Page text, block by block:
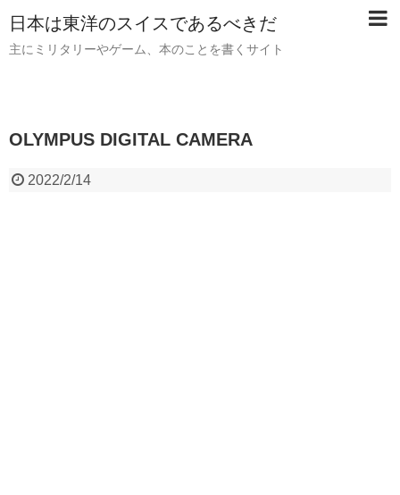
日本は東洋のスイスであるべきだ
主にミリタリーやゲーム、本のことを書くサイト
OLYMPUS DIGITAL CAMERA
2022/2/14